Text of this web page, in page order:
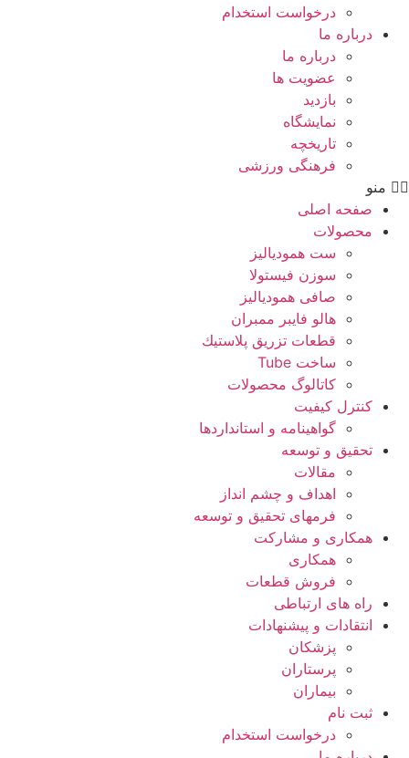
درخواست استخدام
درباره ما
درباره ما
عضویت ها
بازدید
نمایشگاه
تاريخچه
فرهنگی ورزشی
منو
صفحه اصلی
محصولات
ست همودیالیز
سوزن فیستولا
صافی همودیالیز
هالو فایبر ممبران
قطعات تزريق پلاستيك
ساخت Tube
کاتالوگ محصولات
کنترل کیفیت
گواهينامه و استانداردها
تحقيق و توسعه
مقالات
اهداف و چشم انداز
فرمهای تحقیق و توسعه
همکاری و مشارکت
همکاری
فروش قطعات
راه های ارتباطی
انتقادات و پيشنهادات
پزشكان
پرستاران
بيماران
ثبت نام
درخواست استخدام